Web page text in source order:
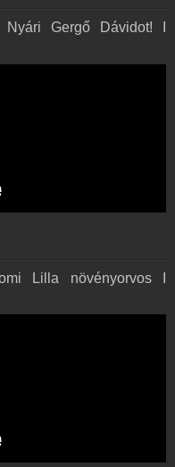
Gergő Dávidot! I
Lilla növényorvos I